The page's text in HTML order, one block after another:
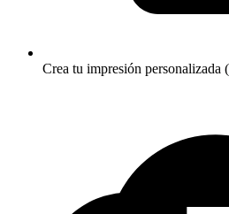
Crea tu impresión personalizada (